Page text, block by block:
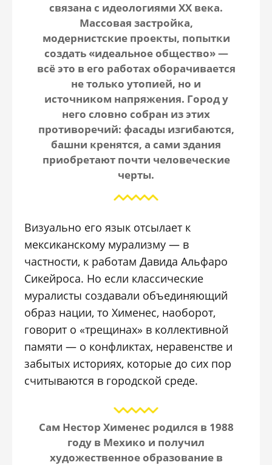
связана с идеологиями XX века.
Массовая застройка,
модернистские проекты, попытки
создать «идеальное общество» —
всё это в его работах оборачивается
не только утопией, но и
источником напряжения. Город у
него словно собран из этих
противоречий: фасады изгибаются,
башни кренятся, а сами здания
приобретают почти человеческие
черты.
Визуально его язык отсылает к
мексиканскому мурализму — в
частности, к работамДавида Альфаро
Сикейроса. Но если классические
муралисты создавали объединяющий
образ нации, то Хименес, наоборот,
говорит о «трещинах» в коллективной
памяти — о конфликтах, неравенстве и
забытых историях, которые до сих пор
считываются в городской среде.
Сам Нестор Хименес родился в 1988
году в Мехико и получил
художественное образование в